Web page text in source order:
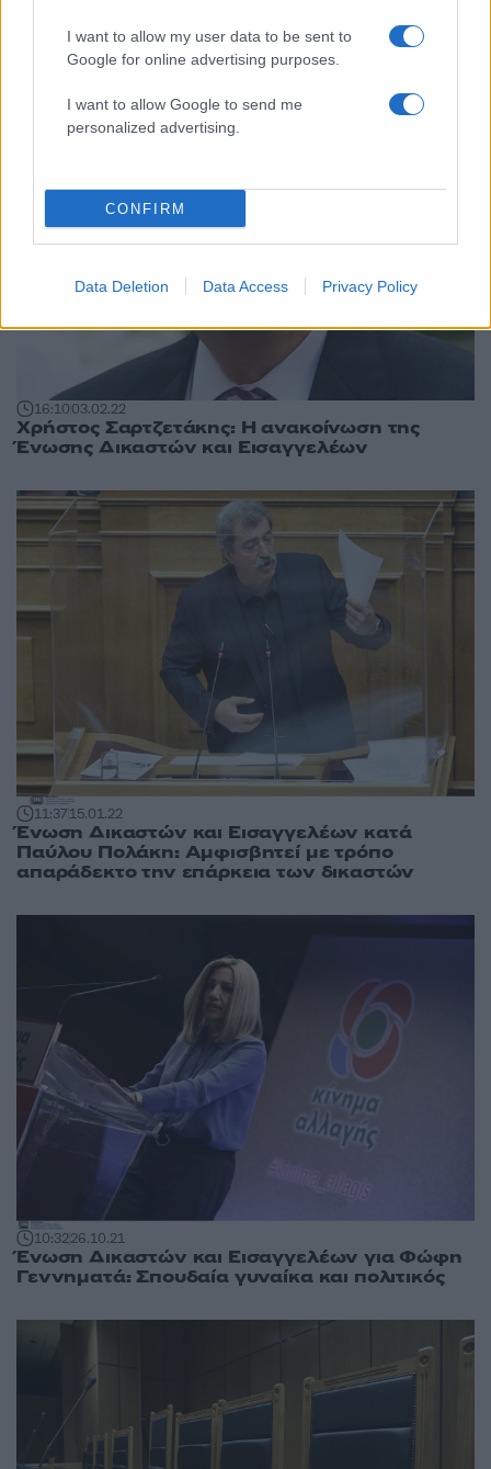
I want to allow my user data to be sent to
Google for online advertising purposes.
I want to allow Google to send me
personalized advertising.
CONFIRM
Data Deletion Data Access Privacy Policy
Ένωση Δικαστών και Εισαγγελέων: Δεν
πτοούμαστε από προσπάθειες εκφοβισμού
16:1003.02.22
Χρήστος Σαρτζετάκης: Η ανακοίνωση της
Ένωσης Δικαστών και Εισαγγελέων
11:3715.01.22
Ένωση Δικαστών και Εισαγγελέων κατά
Παύλου Πολάκη: Αμφισβητεί με τρόπο
απαράδεκτο την επάρκεια των δικαστών
10:3226.10.21
Ένωση Δικαστών και Εισαγγελέων για Φώφη
Γεννηματά: Σπουδαία γυναίκα και πολιτικός